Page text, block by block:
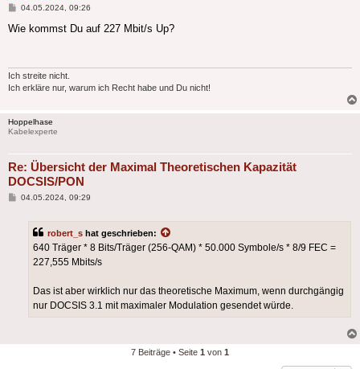
Beitrag
04.05.2024, 09:26
Wie kommst Du auf 227 Mbit/s Up?
Ich streite nicht.
Ich erkläre nur, warum ich Recht habe und Du nicht!
Hoppelhase
Kabelexperte
Re: Übersicht der Maximal Theoretischen Kapazität
DOCSIS/PON
Beitrag
04.05.2024, 09:29
robert_s hat geschrieben:
640 Träger * 8 Bits/Träger (256-QAM) * 50.000 Symbole/s * 8/9 FEC =
227,555 Mbits/s
Das ist aber wirklich nur das theoretische Maximum, wenn durchgängig
nur DOCSIS 3.1 mit maximaler Modulation gesendet würde.
7 Beiträge • Seite 1 von 1